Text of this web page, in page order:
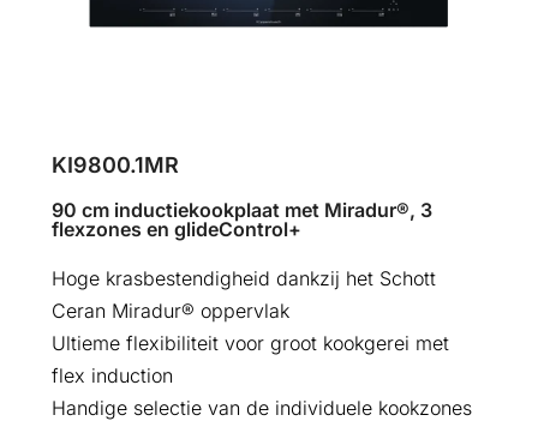
KI9800.1MR
90 cm inductiekookplaat met Miradur®, 3
flexzones en glideControl+
Hoge krasbestendigheid dankzij het Schott
Ceran Miradur® oppervlak
Ultieme flexibiliteit voor groot kookgerei met
flex induction
Handige selectie van de individuele kookzones